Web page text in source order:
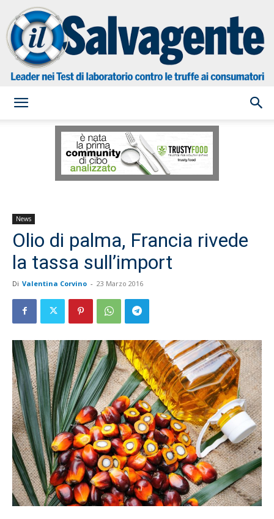
Salvagente
News
Olio di palma, Francia rivede
la tassa sull’import
Di Valentina Corvino - 23 Marzo 2016